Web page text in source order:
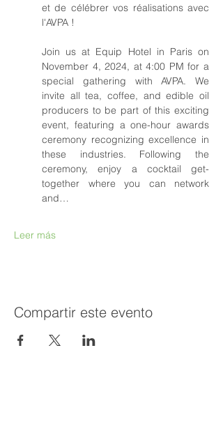
et de célébrer vos réalisations avec
l'AVPA !
Join us at Equip Hotel in Paris on
November 4, 2024, at 4:00 PM for a
special gathering with AVPA. We
invite all tea, coffee, and edible oil
producers to be part of this exciting
event, featuring a one-hour awards
ceremony recognizing excellence in
these industries. Following the
ceremony, enjoy a cocktail get-
together where you can network
and…
Leer más
Compartir este evento